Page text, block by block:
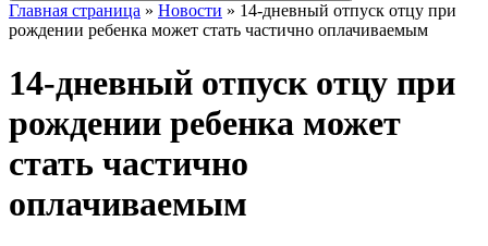
Главная страница » Новости » 14-дневный отпуск отцу при
рождении ребенка может стать частично оплачиваемым
14-дневный отпуск отцу при
рождении ребенка может
стать частично
оплачиваемым